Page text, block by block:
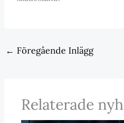
← Föregående Inlägg
Relaterade